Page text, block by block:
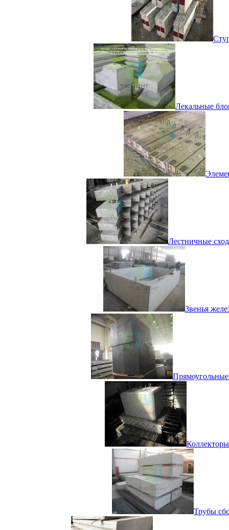
Лекальные
Лестничные
Звенья
Трубы